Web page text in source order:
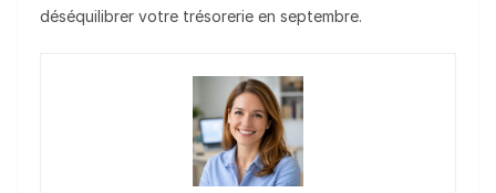
déséquilibrer votre trésorerie en septembre.